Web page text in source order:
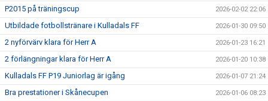
P2015 på träningscup 2026-02-02 22:06
Utbildade fotbollstränare i Kulladals FF 2026-01-30 09:50
2 nyförvärv klara för Herr A 2026-01-23 16:21
2 förlängningar klara för Herr A 2026-01-20 10:38
Kulladals FF P19 Juniorlag är igång 2026-01-07 21:24
Bra prestationer i Skånecupen 2026-01-06 08:23